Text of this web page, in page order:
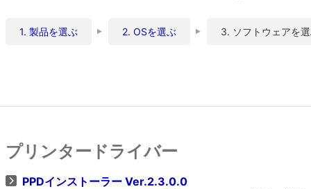
1. 製品を選ぶ 2. OSを選ぶ 3. ソフトウェアを
プリンタードライバー
PPDインストーラー Ver.2.3.0.0